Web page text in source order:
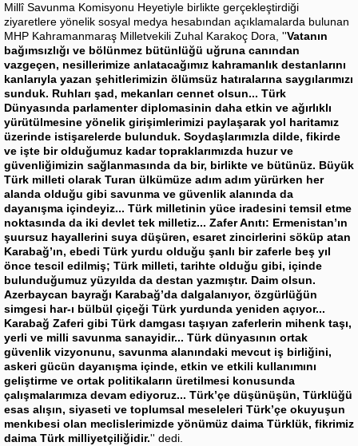
Millî Savunma Komisyonu Heyetiyle birlikte gerçekleştirdiği
ziyaretlere yönelik sosyal medya hesabından açıklamalarda bulunan
MHP Kahramanmaraş Milletvekili Zuhal Karakoç Dora, ''Vatanın
bağımsızlığı ve bölünmez bütünlüğü uğruna canından
vazgeçen, nesillerimize anlatacağımız kahramanlık destanlarını
kanlarıyla yazan şehitlerimizin ölümsüz hatıralarına saygılarımızı
sunduk. Ruhları şad, mekanları cennet olsun... Türk
Dünyasında parlamenter diplomasinin daha etkin ve ağırlıklı
yürütülmesine yönelik girişimlerimizi paylaşarak yol haritamız
üzerinde istişarelerde bulunduk. Soydaşlarımızla dilde, fikirde
ve işte bir olduğumuz kadar topraklarımızda huzur ve
güvenliğimizin sağlanmasında da bir, birlikte ve bütünüz. Büyük
Türk milleti olarak Turan ülkümüze adım adım yürürken her
alanda olduğu gibi savunma ve güvenlik alanında da
dayanışma içindeyiz... Türk milletinin yüce iradesini temsil etme
noktasında da iki devlet tek milletiz... Zafer Anıtı: Ermenistan’ın
şuursuz hayallerini suya düşüren, esaret zincirlerini söküp atan
Karabağ’ın, ebedi Türk yurdu olduğu şanlı bir zaferle beş yıl
önce tescil edilmiş; Türk milleti, tarihte olduğu gibi, içinde
bulunduğumuz yüzyılda da destan yazmıştır. Daim olsun.
Azerbaycan bayrağı Karabağ’da dalgalanıyor, özgürlüğün
simgesi har-ı bülbül çiçeği Türk yurdunda yeniden açıyor...
Karabağ Zaferi gibi Türk damgası taşıyan zaferlerin mihenk taşı,
yerli ve milli savunma sanayidir... Türk dünyasının ortak
güvenlik vizyonunu, savunma alanındaki mevcut iş birliğini,
askeri gücün dayanışma içinde, etkin ve etkili kullanımını
geliştirme ve ortak politikaların üretilmesi konusunda
çalışmalarımıza devam ediyoruz... Türk’çe düşünüşün, Türklüğü
esas alışın, siyaseti ve toplumsal meseleleri Türk’çe okuyuşun
menkıbesi olan meclislerimizde yönümüz daima Türklük, fikrimiz
daima Türk milliyetçiliğidir.'' dedi.